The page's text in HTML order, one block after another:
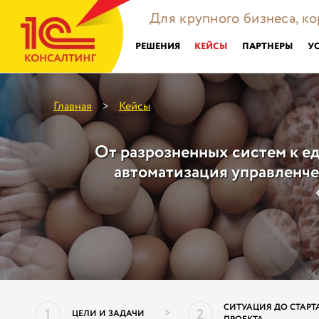
Для крупного бизнеса,
РЕШЕНИЯ КЕЙСЫ ПАРТНЕРЫ
Главная > Кейсы
От разрозненных систем к
автоматизация
ЦЕЛИ И ЗАДАЧИ >
СИТУАЦИЯ ДО